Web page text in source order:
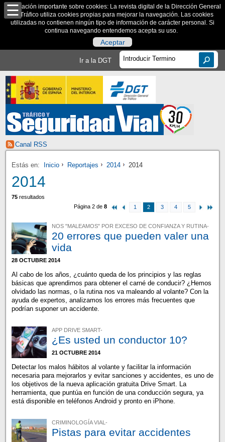
Información importante sobre cookies: La revista digital de la Dirección General
de Tráfico utiliza cookies propias para mejorar la navegación. Las cookies
utilizadas no contienen ningún tipo de información de carácter personal. Si
continua navegando entendemos acepta su uso.
Aceptar
Ir a la DGT
Canal RSS
Estás en: Inicio Reportajes 2014 2014
2014
75resultados
Página 2 de8 1 2 3 4 5
NOS "MALEAMOS" POR EXCESO DE CONFIANZA Y RUTINA-
20 errores que pueden valer una
vida
28 OCTUBRE 2014
Al cabo de los años, ¿cuánto queda de los principios y las reglas
básicas que aprendimos para obtener el carné de conducir? ¿Hemos
olvidado las normas, o la rutina nos va maleando al volante? Con la
ayuda de expertos, analizamos los errores más frecuentes que
podrían suponer un accidente.
APP DRIVE SMART-
¿Es usted un conductor 10?
21 OCTUBRE 2014
Detectar los malos hábitos al volante y facilitar la información
necesaria para mejorarlos y evitar sanciones y accidentes, es uno de
los objetivos de la nueva aplicación gratuita Drive Smart. La
herramienta, que puntúa en función de una conducción segura, ya
está disponible en teléfonos Android y pronto en iPhone.
CRIMINOLOGÍA VIAL-
Pistas para evitar accidentes